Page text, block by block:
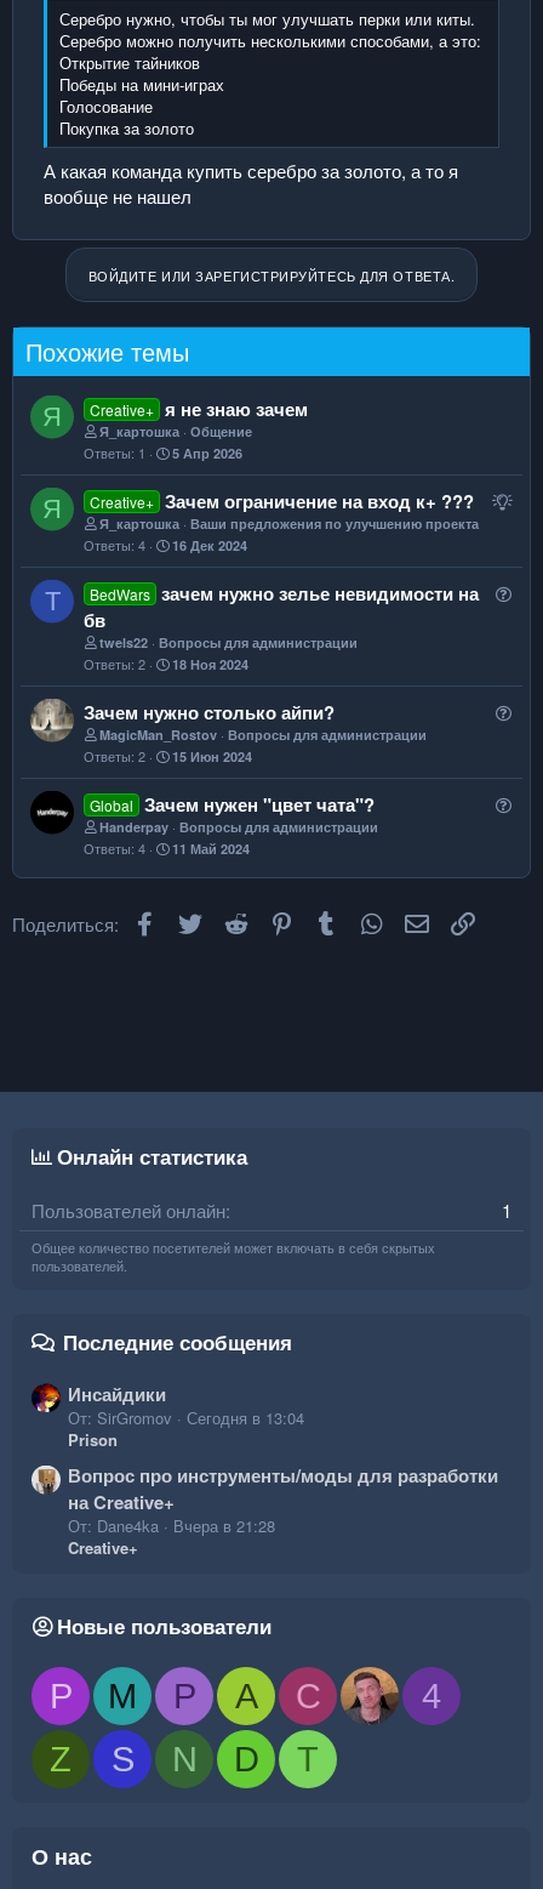
Серебро нужно, чтобы ты мог улучшать перки или киты.
Серебро можно получить несколькими способами, а это:
Открытие тайников
Победы на мини-играх
Голосование
Покупка за золото
А какая команда купить серебро за золото, а то я
вообще не нашел
ВОЙДИТЕ ИЛИ ЗАРЕГИСТРИРУЙТЕСЬ ДЛЯ ОТВЕТА.
Похожие темы
Я Creative+ я не знаю зачем
Я_картошка Общение
Ответы 1 5 Апр 2026
Я
П
д
Creative+ Зачем ограничение на вход к+ ???
Я_картошка Ваши предложения по улучшению проекта
Ответы 4 16 Дек 2024
T
о
BedWars зачем нужно зелье невидимости на
бв
twels22 Вопросы для администрации
Ответы 2 18 Ноя 2024
р
Зачем нужно столько айпи?
MagicMan_Rostov Вопросы для администрации
Ответы 2 15 Июн 2024
р
Global Зачем нужен "цвет чата"?
Handerpay Вопросы для администрации
Ответы 4 11 Май 2024
Поделиться: Facebook
Twitter Reddit PinterestTumblr WhatsApp
Онлайн статистика
Пользователей онлайн 1
Общее количество посетителей может включать в себя скрытых
пользователей.
Последние сообщения
Инсайдики
От: SirGromov
Сегодня в 13:04
Prison
Вопрос про инструменты/моды для разработки
на Creative+
От: Dane4ka
Вчера в 21:28
Creative+
Новые пользователи
P M P A C
4
Z
S N D T
О нас